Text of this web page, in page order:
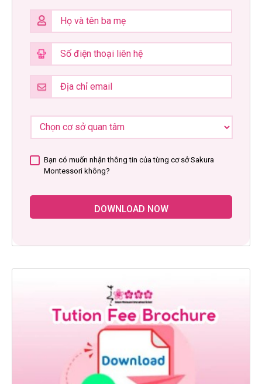
Bạn có muốn nhận thông tin của từng cơ sở Sakura
Montessori không?